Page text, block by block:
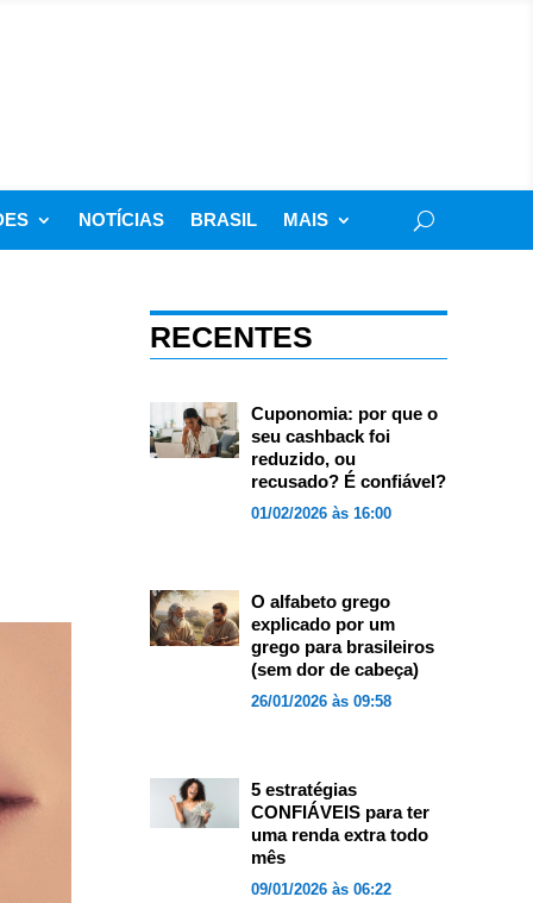
NOTÍCIAS BRASIL MAIS
RECENTES
Cuponomia: por que o
seu cashback foi
reduzido, ou
recusado? É confiável?
01/02/2026 às 16:00
O alfabeto grego
explicado por um
grego para brasileiros
(sem dor de cabeça)
26/01/2026 às 09:58
5 estratégias
CONFIÁVEIS para ter
uma renda extra todo
mês
09/01/2026 às 06:22